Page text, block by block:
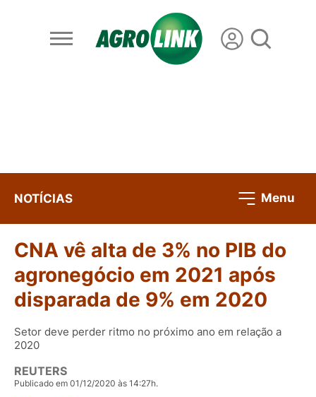
NOTÍCIAS Menu
CNA vê alta de 3% no PIB do
agronegócio em 2021 após
disparada de 9% em 2020
Setor deve perder ritmo no próximo ano em relação a
2020
REUTERS
Publicado em 01/12/2020 às 14:27h.